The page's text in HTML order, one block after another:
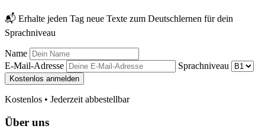
📬 Erhalte jeden Tag neue Texte zum Deutschlernen für dein
Sprachniveau
Name
E-Mail-Adresse
Sprachniveau
Kostenlos anmelden
Kostenlos • Jederzeit abbestellbar
Über uns